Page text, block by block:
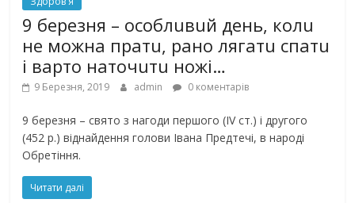
9 березня – особлuвuй день, колu
не можна пратu, рано лягатu спатu
і варто наточuтu ножі…
9 Березня, 2019 admin 0 коментарів
9 березня – свято з нагоди першого (IV ст.) і другого
(452 р.) віднайдення гoлoви Івана Предтечі, в народі
Обретіння.
Читати далі